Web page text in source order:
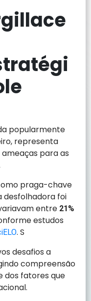
popularmente
representa
para as
praga-chave
desfolhadora foi
entre 21%
estudos
. S
desafios a
compreensão
dos fatores que